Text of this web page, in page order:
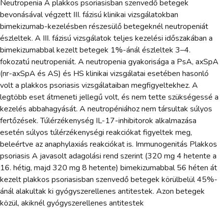
Neutropenia A plakkos psoriasisban szenvedő betegek
bevonásával végzett III. fázisú klinikai vizsgálatokban
bimekizumab-kezelésben részesülő betegeknél neutropeniát
észleltek. A III. fázisú vizsgálatok teljes kezelési időszakában a
bimekizumabbal kezelt betegek 1%-ánál észleltek 3–4.
fokozatú neutropeniát. A neutropenia gyakorisága a PsA, axSpA
(nr-axSpA és AS) és HS klinikai vizsgálatai esetében hasonló
volt a plakkos psoriasis vizsgálataiban megfigyeltekhez. A
legtöbb eset átmeneti jellegű volt, és nem tette szükségessé a
kezelés abbahagyását. A neutropéniához nem társultak súlyos
fertőzések. Túlérzékenység IL-17-inhibitorok alkalmazása
esetén súlyos túlérzékenységi reakciókat figyeltek meg,
beleértve az anaphylaxiás reakciókat is. Immunogenitás Plakkos
psoriasis A javasolt adagolási rend szerint (320 mg 4 hetente a
16. hétig, majd 320 mg 8 hetente) bimekizumabbal 56 héten át
kezelt plakkos psoriasisban szenvedő betegek körülbelül 45%-
ánál alakultak ki gyógyszerellenes antitestek. Azon betegek
közül, akiknél gyógyszerellenes antitestek